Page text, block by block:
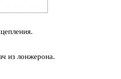
из лонжерона.